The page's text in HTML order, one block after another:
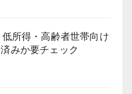
低所得・高齢者世帯向け
みか要チェック